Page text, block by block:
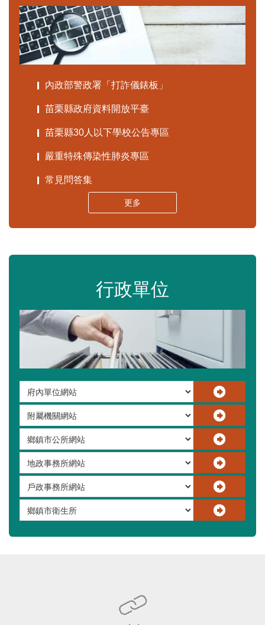
內政部警政署「打詐儀錶板」
苗栗縣政府資料開放平臺
苗栗縣30人以下學校公告專區
嚴重特殊傳染性肺炎專區
常見問答集
更多
行政單位